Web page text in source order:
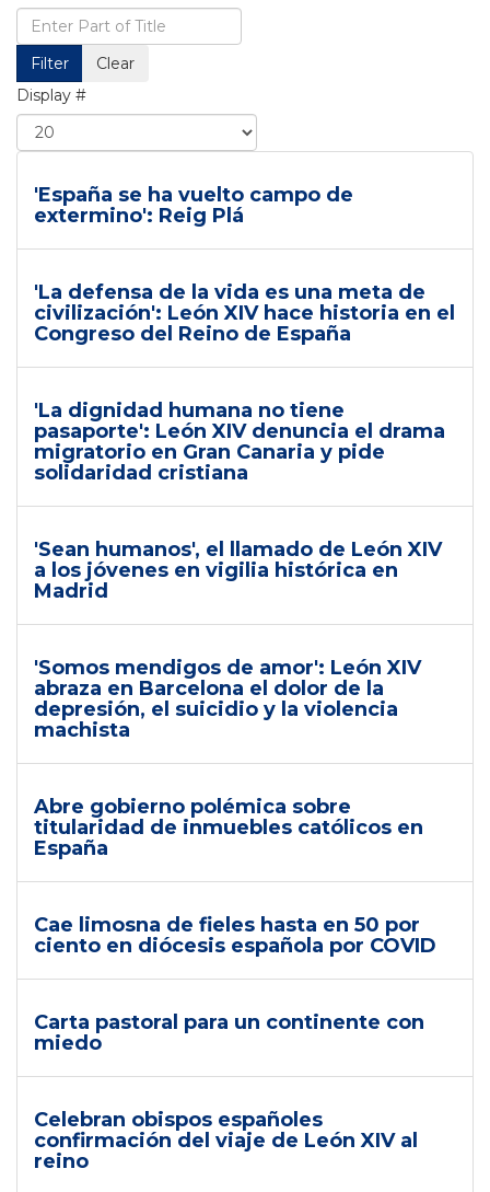
Filter
Clear
Display #
'España se ha vuelto campo de
extermino': Reig Plá
'La defensa de la vida es una meta de
civilización': León XIV hace historia en el
Congreso del Reino de España
'La dignidad humana no tiene
pasaporte': León XIV denuncia el drama
migratorio en Gran Canaria y pide
solidaridad cristiana
'Sean humanos', el llamado de León XIV
a los jóvenes en vigilia histórica en
Madrid
'Somos mendigos de amor': León XIV
abraza en Barcelona el dolor de la
depresión, el suicidio y la violencia
machista
Abre gobierno polémica sobre
titularidad de inmuebles católicos en
España
Cae limosna de fieles hasta en 50 por
ciento en diócesis española por COVID
Carta pastoral para un continente con
miedo
Celebran obispos españoles
confirmación del viaje de León XIV al
reino